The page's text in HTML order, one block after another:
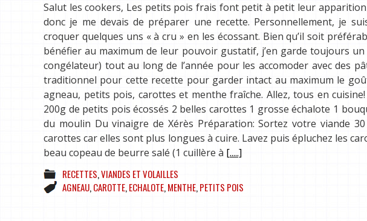
Salut les cookers, Les petits pois frais font petit à petit leur
donc je me devais de préparer une recette. Personnellement, je
croquer quelques uns « à cru » en les écossant. Bien qu’il soit
bénéfier au maximum de leur pouvoir gustatif, j’en garde toujours
congélateur) tout au long de l’année pour les accomoder avec des
traditionnel pour cette recette pour garder intact au maximum le
agneau, petits pois, carottes et menthe fraîche. Allez, tous en
200g de petits pois écossés 2 belles carottes 1 grosse échalote 1
du moulin Du vinaigre de Xérès Préparation: Sortez votre viande
carottes car elles sont plus longues à cuire. Lavez puis épluchez les
beau copeau de beurre salé (1 cuillère à [.....]
RECETTES,VIANDES ET VOLAILLES
AGNEAU,CAROTTE,ECHALOTE,MENTHE,PETITS POIS